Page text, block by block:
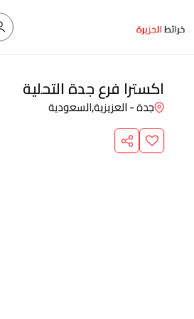
اكسترا فرع جدة التحلية
جدة - العزيزية,السعودية